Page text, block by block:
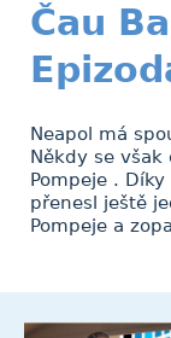
Čau
Neapol má
Někdy se
Pompeje .
přenesl ještě
Pompeje a